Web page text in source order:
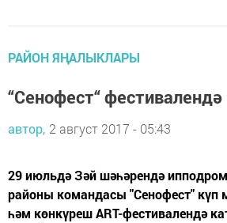
РАЙОН ЯҢАЛЫКЛАРЫ
“Сенофест“ фестивалендә
автор, 2 август 2017 - 05:43
29 июльдә Зәй шәһәрендә
районы командасы "Сенофест" күп
һәм көнкүреш ART-фестивалендә